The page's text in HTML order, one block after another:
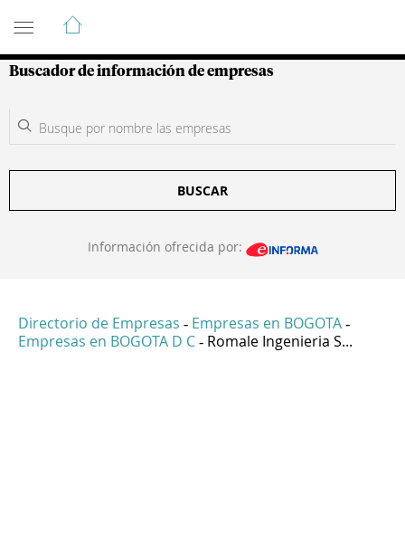
Guía de Empresas Colombianas
Buscador de información de empresas
BUSCAR
Información ofrecida por:
Directorio de Empresas - Empresas en BOGOTA -
Empresas en BOGOTA D C - Romale Ingenieria S...